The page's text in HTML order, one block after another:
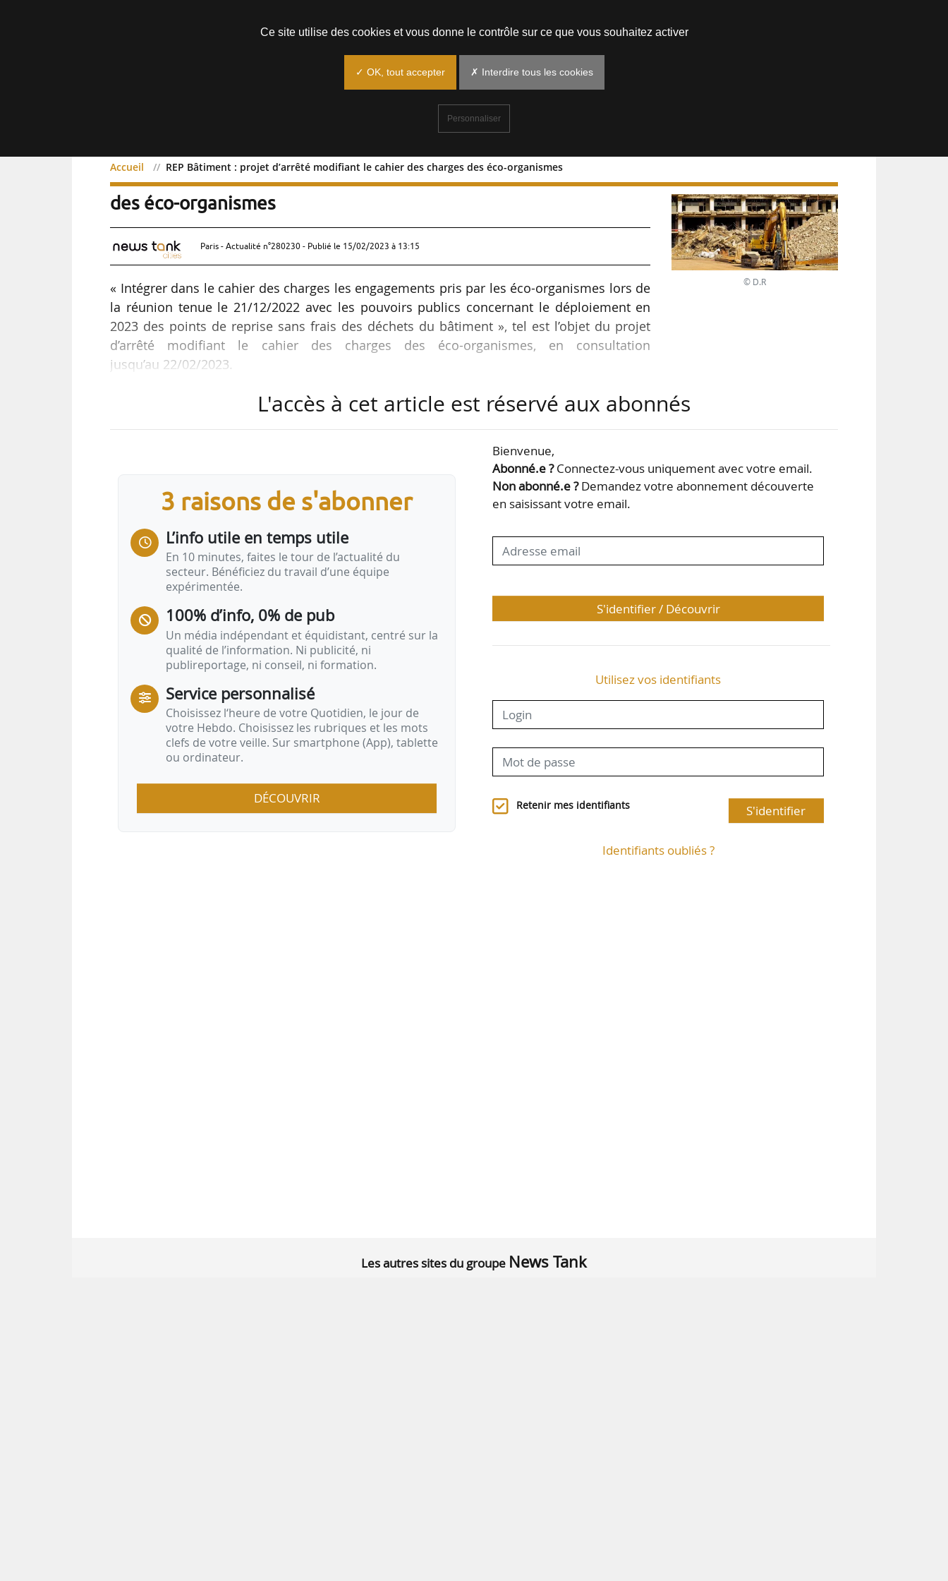
Accueil REP Bâtiment : projet d’arrêté modifiant le cahier des charges des éco-organismes
REP Bâtiment : projet d’arrêté modifiant le cahier des charges
des éco-organismes
Paris - Actualité n°280230 - Publié le 15/02/2023 à 13:15
« Intégrer dans le cahier des charges les engagements pris par les éco-organismes lors de
la réunion tenue le 21/12/2022 avec les pouvoirs publics concernant le déploiement en
2023 des points de reprise sans frais des déchets du bâtiment », tel est l’objet du projet
d’arrêté modifiant le cahier des charges des éco-organismes, en consultation
jusqu’au 22/02/2023.
Le projet d’arrêté comprend trois articles et une annexe. Les principales mesures prévues
• En cas de pourvoi, la prise en charge opérationnelle par l’éco-organisme de l’enlèvement
et du traitement de déchets issus de PMCB doit intervenir dans un délai n’excédant pas 30
jours à compter de la date de signature du contrat par le gestionnaire de l’installation de
• en cas de soutien financier de…
© D.R
L'accès à cet article est réservé aux abonnés
3 raisons de s'abonner
L’info utile en temps utile
En 10 minutes, faites le tour de l’actualité du
secteur. Bénéficiez du travail d’une équipe
expérimentée.
100% d’info, 0% de pub
Un média indépendant et équidistant, centré sur la
qualité de l’information. Ni publicité, ni
publireportage, ni conseil, ni formation.
Service personnalisé
Choisissez l‘heure de votre Quotidien, le jour de
votre Hebdo. Choisissez les rubriques et les mots
clefs de votre veille. Sur smartphone (App), tablette
ou ordinateur.
DÉCOUVRIR
Bienvenue,
Abonné.e ?Connectez-vous uniquement avec votre email.
Non abonné.e ?Demandez votre abonnement découverte
en saisissant votre email.
S'identifier / Découvrir
Utilisez vos identifiants
Retenir mes identifiants S'identifier
Identifiants oubliés ?
Les autres sites du groupe News Tank
Ce site utilise des cookies et vous donne le contrôle sur ce que vous souhaitez activer
✓ OK, tout accepter ✗ Interdire tous les cookies
Personnaliser